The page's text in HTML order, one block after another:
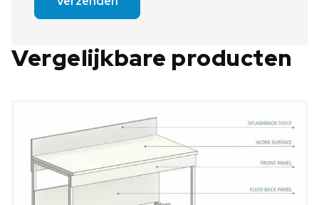
Vergelijkbare producten